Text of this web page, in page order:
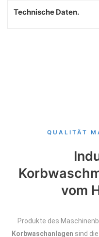
Technische Daten.
QUALITÄT
vom
Produkte des
Korbwaschanlagen sind